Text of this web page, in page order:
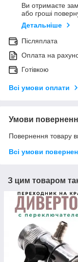
Ви отримаєте
або гроші
Детальніше
Післяплата
Оплата на
Готівкою
Всі умови оплати
Умови
Повернення товару
Всі умови
З цим товаром